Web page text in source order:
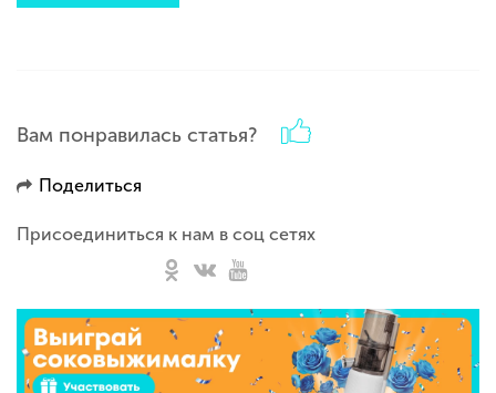
Вам понравилась статья?
Поделиться
Присоединиться к нам в соц сетях